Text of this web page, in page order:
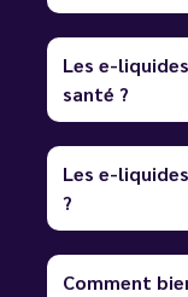
Les e-
santé ?
Les e-
?
Comment